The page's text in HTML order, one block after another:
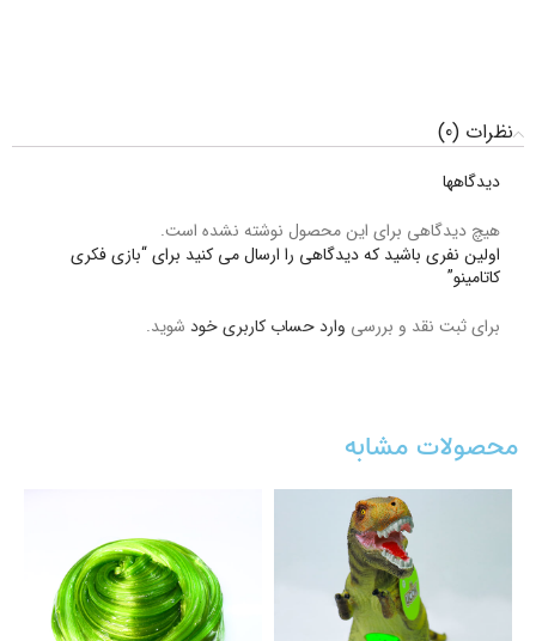
نظرات (0)
دیدگاهها
هیچ دیدگاهی برای این محصول نوشته نشده است.
اولین نفری باشید که دیدگاهی را ارسال می کنید برای “بازی فکری
کاتامینو”
برای ثبت نقد و بررسی وارد حساب کاربری خود شوید.
محصولات مشابه